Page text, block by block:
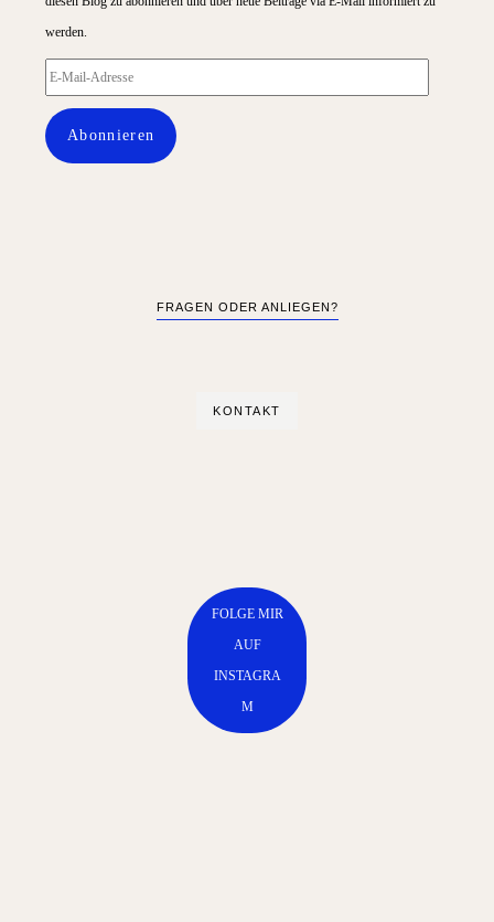
werden.
E-
AdresseAbonnieren
FRAGEN ODER ANLIEGEN?
KONTAKT
FOLGE MIR
AUF
INSTAGRA
M